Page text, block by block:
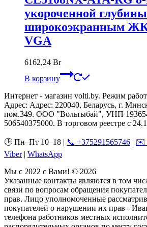
укороченной
широкоэкранным ЖК
VGA
6162,24 Br
В корзину
Интернет - магазин volti.by. Режим
Адрес: Адрес: 220040, Беларусь, г.
пом.349. ООО "Вольтыбай", УНП
506540375000. В торговом реестре с
🕒 Пн–Пт 10–18 | 📞 +375291565746 | ✉️
Viber| WhatsApp
Мы с 2022 с Вами! © 2026
Указанные контакты являются в том
связи по вопросам обращения
прав. Лицо уполномоченные
покупателей о нарушении их прав -
телефона работников местных